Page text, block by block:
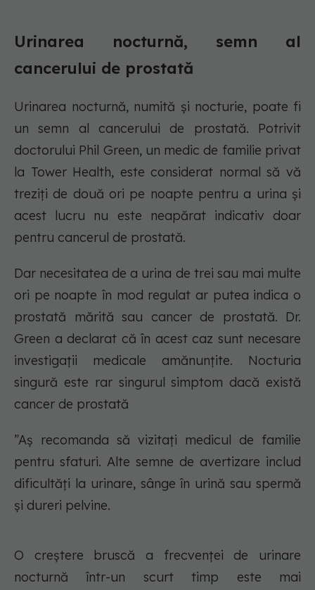
Urinarea nocturnă, semn al
cancerului de prostată
Urinarea nocturnă, numită și nocturie, poate fi
un semn al cancerului de prostată. Potrivit
doctorului Phil Green, un medic de familie privat
la Tower Health, este considerat normal să vă
treziți de două ori pe noapte pentru a urina și
acest lucru nu este neapărat indicativ doar
pentru cancerul de prostată.
Dar necesitatea de a urina de trei sau mai multe
ori pe noapte în mod regulat ar putea indica o
prostată mărită sau cancer de prostată. Dr.
Green a declarat că în acest caz sunt necesare
investigații medicale amănunțite. Nocturia
singură este rar singurul simptom dacă există
cancer de prostată
”Aș recomanda să vizitați medicul de familie
pentru sfaturi. Alte semne de avertizare includ
dificultăți la urinare, sânge în urină sau spermă
și dureri pelvine.
O creștere bruscă a frecvenței de urinare
nocturnă într-un scurt timp este mai